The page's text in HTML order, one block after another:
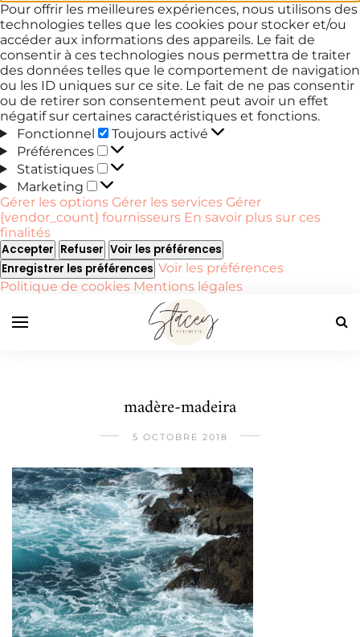
Pour offrir les meilleures expériences, nous utilisons des
technologies telles que les cookies pour stocker et/ou
accéder aux informations des appareils. Le fait de
consentir à ces technologies nous permettra de traiter
des données telles que le comportement de navigation
ou les ID uniques sur ce site. Le fait de ne pas consentir
ou de retirer son consentement peut avoir un effet
négatif sur certaines caractéristiques et fonctions.
Fonctionnel
Fonctionnel
Toujours activé
Préférences
Préférences
Statistiques
Statistiques
Marketing
Marketing
Gérer les options Gérer les services Gérer
{vendor_count} fournisseurs En savoir plus sur ces
finalités
Accepter Refuser Voir les préférences
Enregistrer les préférences Voir les préférences
Politique de cookies Mentions légales
madère-madeira
5 OCTOBRE 2018